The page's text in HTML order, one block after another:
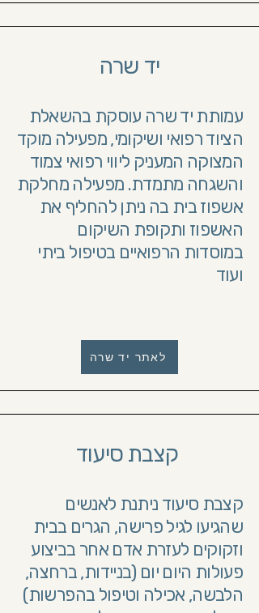
יד שרה
עמותת יד שרה עוסקת בהשאלת
הציוד רפואי ושיקומי, מפעילה מוקד
המצוקה המעניק ליווי רפואי צמוד
והשגחה מתמדת. מפעילהמחלקת
אשפוז בית בה ניתן להחליף את
האשפוז ותקופת השיקום
במוסדות הרפואיים בטיפול ביתי
ועוד
לאתר יד שרה
קצבת סיעוד
קצבת סיעוד ניתנת לאנשים
שהגיעו לגיל פרישה, הגרים בבית
וזקוקים לעזרת אדם אחר בביצוע
פעולות היום יום (בניידות, ברחצה,
הלבשה, אכילה וטיפול בהפרשות)